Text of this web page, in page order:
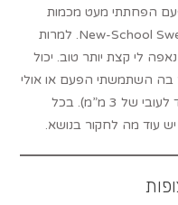
הפחתתי מעט מכמות
הקמח והחמאה בהשראת הספר New-School Sweets. למרות
לי קצת יותר טוב. יכול
בה השתמשתי הפעם או אולי
לרידוד הדק יותר של הבצק (רידדתי עד לעובי של 3 מ”מ). בכל
עוד מה לחקור בנושא.